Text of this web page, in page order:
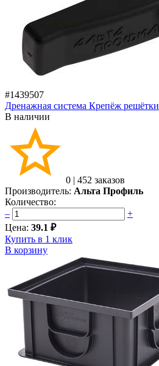
#1439507
Дренажная система Крепёж решётки
В наличии
0 | 452 заказов
Производитель: Альта Профиль
Количество:
–
+
Цена: 39.1 ₽
Купить в 1 клик
В корзину